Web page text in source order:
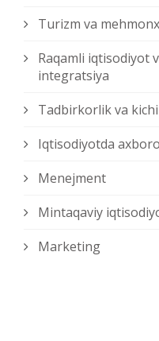
Turizm va
Raqamli iqtisodiyot
integratsiya
Tadbirkorlik va
Iqtisodiyotda
Menejment
Mintaqaviy
Marketing